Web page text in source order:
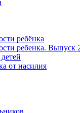
ребёнка
ребенка. Выпуск
от насилия